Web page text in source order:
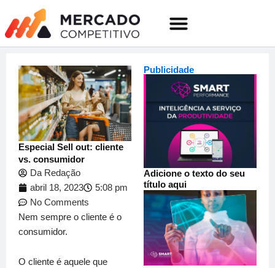
conteúdo
para
conteúdo
Especial Sell out: cliente
vs. consumidor
Da Redação
abril 18, 2023
5:08 pm
No Comments
Nem sempre o cliente é o
consumidor.
O cliente é aquele que
Publicidade
Adicione o texto do seu
título aqui